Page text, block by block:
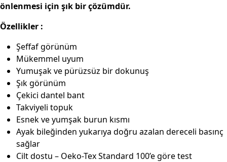
önlenmesi için şık bir çözümdür.
Özellikler :
Şeffaf görünüm
Mükemmel uyum
Yumuşak ve pürüzsüz bir dokunuş
Şık görünüm
Çekici dantel bant
Takviyeli topuk
Esnek ve yumşak burun kısmı
Ayak bileğinden yukarıya doğru azalan dereceli basınç
sağlar
Cilt dostu – Oeko-Tex Standard 100’e göre test